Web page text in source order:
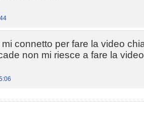
connetto per fare la video
non mi riesce a fare la